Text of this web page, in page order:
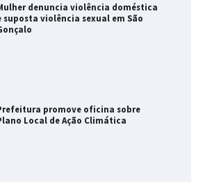
denuncia violência doméstica
suposta violência sexual em São
promove oficina sobre
Local de Ação Climática